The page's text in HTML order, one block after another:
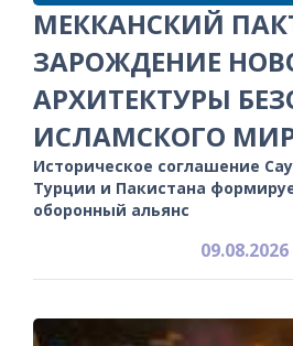
МЕККАНСКИЙ
ЗАРОЖДЕНИЕ
АРХИТЕКТУРЫ
ИСЛАМСКОГО
Историческое соглашение
Турции и Пакистана
оборонный альянс
09.08.2026